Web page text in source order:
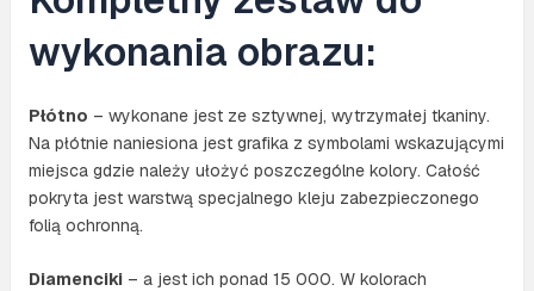
wykonania obrazu:
Płótno – wykonane jest ze sztywnej, wytrzymałej tkaniny.
Na płótnie naniesiona jest grafika z symbolami wskazującymi
miejsca gdzie należy ułożyć poszczególne kolory. Całość
pokryta jest warstwą specjalnego kleju zabezpieczonego
folią ochronną.
Diamenciki– a jest ich ponad 15 000. W kolorach